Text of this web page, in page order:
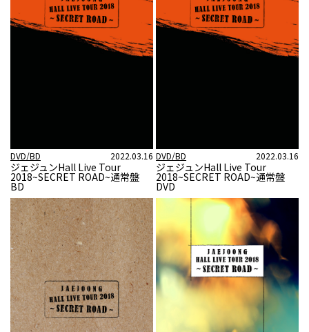
DVD/BD 2022.03.16
ジェジュンHall Live Tour
2018~SECRET ROAD~通常盤
BD
DVD/BD 2022.03.16
ジェジュンHall Live Tour
2018~SECRET ROAD~通常盤
DVD